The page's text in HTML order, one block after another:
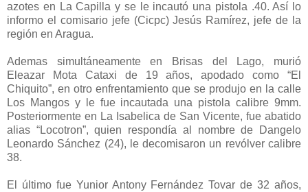
azotes en La Capilla y se le incautó una pistola .40. Así lo
informo el comisario jefe (Cicpc) Jesús Ramírez, jefe de la
región en Aragua.
Ademas simultáneamente en Brisas del Lago, murió
Eleazar Mota Cataxi de 19 años, apodado como “El
Chiquito”, en otro enfrentamiento que se produjo en la calle
Los Mangos y le fue incautada una pistola calibre 9mm.
Posteriormente en La Isabelica de San Vicente, fue abatido
alias “Locotron”, quien respondía al nombre de Dangelo
Leonardo Sánchez (24), le decomisaron un revólver calibre
38.
El último fue Yunior Antony Fernández Tovar de 32 años,